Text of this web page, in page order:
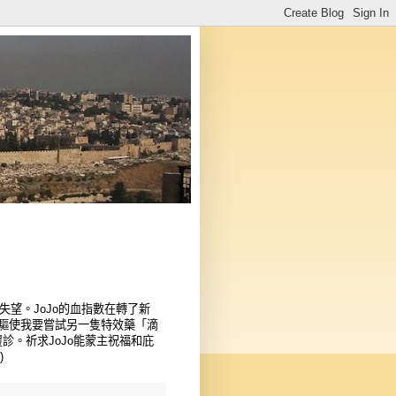
望。JoJo的血指數在轉了新
使我要嘗試另一隻特效藥「滴
。祈求JoJo能蒙主祝福和庇